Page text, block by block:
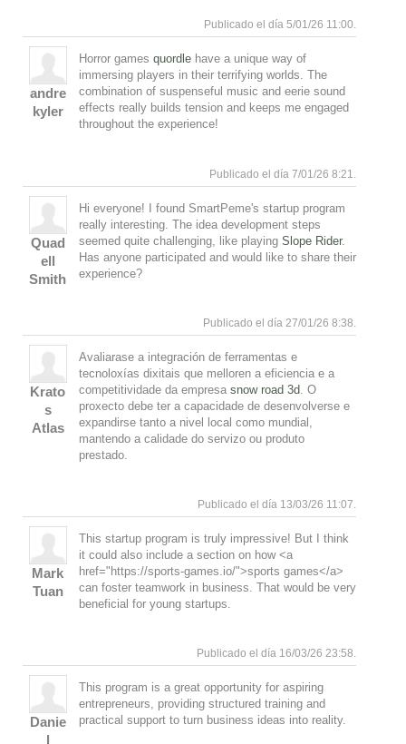
Publicado el día 5/01/26 11:00.
andre
kyler
Horror games quordlehave a unique way of
immersing players in their terrifying worlds. The
combination of suspenseful music and eerie sound
effects really builds tension and keeps me engaged
throughout the experience!
Publicado el día 7/01/26 8:21.
Quad
ell
Smith
Hi everyone! I found SmartPeme's startup program
really interesting. The idea development steps
seemed quite challenging, like playing Slope Rider.
Has anyone participated and would like to share their
experience?
Publicado el día 27/01/26 8:38.
Krato
s
Atlas
Avaliarase a integración de ferramentas e
tecnoloxías dixitais que melloren a eficiencia e a
competitividade da empresa snow road 3d. O
proxecto debe ter a capacidade de desenvolverse e
expandirse tanto a nivel local como mundial,
mantendo a calidade do servizo ou produto
prestado.
Publicado el día 13/03/26 11:07.
Mark
Tuan
This startup program is truly impressive! But I think
it could also include a section on how <a
href="https://sports-games.io/">sports games</a>
can foster teamwork in business. That would be very
beneficial for young startups.
Publicado el día 16/03/26 23:58.
Danie
This program is a great opportunity for aspiring
entrepreneurs, providing structured training and
practical support to turn business ideas into reality.